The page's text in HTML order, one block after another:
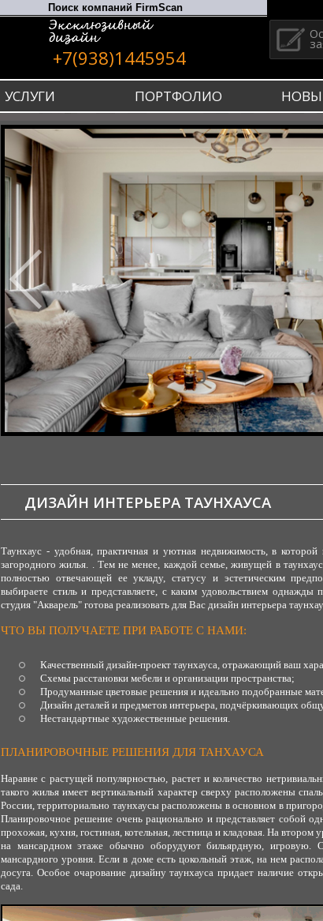
+7(938)1445954
УСЛУГИ ПОРТФОЛИО
ДИЗАЙН ИНТЕРЬЕРА ТАУНХАУСА
Таунхаус - удобная, практичная и уютная недвижимость, в которой
загородного жилья. . Тем не менее, каждой семье, живущей в
полностью отвечающей ее укладу, статусу и эстетическим
выбираете стиль и представляете, с каким удовольствием однажды
студия "Акварель" готова реализовать для Вас дизайн интерьера
ЧТО ВЫ ПОЛУЧАЕТЕ ПРИ РАБОТЕ С НАМИ:
Качественный дизайн-проект таунхауса, отражающий ваш
Схемы расстановки мебели и организации пространства;
Продуманные цветовые решения и идеально подобранные
Дизайн деталей и предметов интерьера, подчёркивающих
Нестандартные художественные решения.
ПЛАНИРОВОЧНЫЕ РЕШЕНИЯ ДЛЯ ТАНХАУСА
Наравне с растущей популярностью, растет и количество
такого жилья имеет вертикальный характер сверху расположены
России, территориально таунхаусы расположены в основном в
Планировочное решение очень рационально и представляет собой
прохожая, кухня, гостиная, котельная, лестница и кладовая. На втором
на мансардном этаже обычно оборудуют бильярдную, игровую.
мансардного уровня. Если в доме есть цокольный этаж, на нем
досуга. Особое очарование дизайну таунхауса придает наличие
сада.